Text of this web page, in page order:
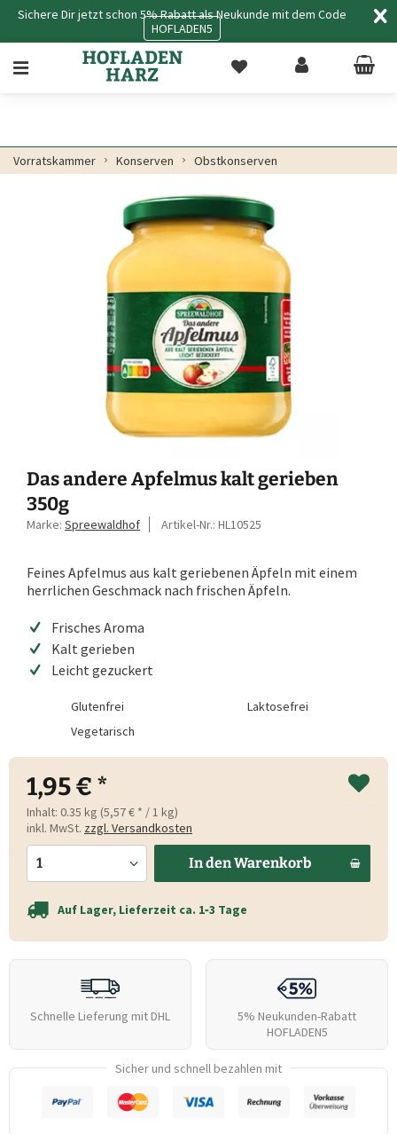
Sichere Dir jetzt schon 5% Rabatt als Neukunde mit dem Code
HOFLADEN5
Vorratskammer Konserven Obstkonserven
Das andere Apfelmus kalt gerieben
350g
Marke: Spreewaldhof Artikel-Nr.: HL10525
Feines Apfelmus aus kalt geriebenen Äpfeln mit einem
herrlichen Geschmack nach frischen Äpfeln.
Frisches Aroma
Kalt gerieben
Leicht gezuckert
Glutenfrei
Laktosefrei
Vegetarisch
1,95 € *
Inhalt: 0.35 kg (5,57 € * / 1 kg)
inkl. MwSt. zzgl. Versandkosten
In denWarenkorb
Auf Lager, Lieferzeit ca. 1‑3 Tage
Schnelle Lieferung mit DHL
5% Neukunden-Rabatt
HOFLADEN5
Sicher und schnell bezahlen mit